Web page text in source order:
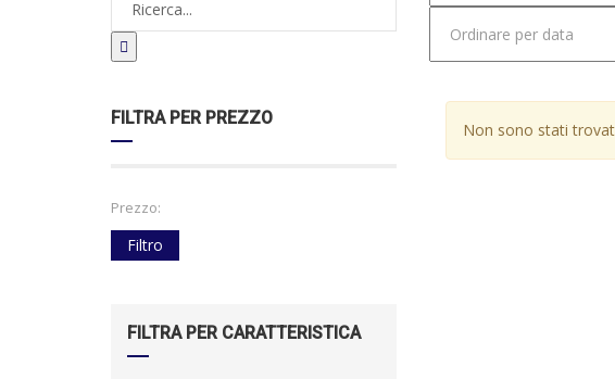
FILTRA PER PREZZO
Prezzo:
Filtro
FILTRA PER CARATTERISTICA
Non sono stati